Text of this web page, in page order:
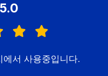
서 사용중입니다.